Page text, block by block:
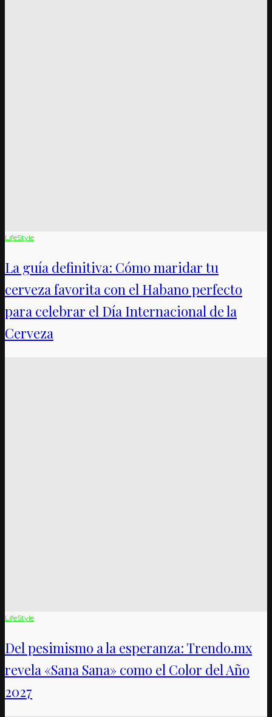
LifeStyle
La guía definitiva: Cómo maridar tu
cerveza favorita con el Habano perfecto
para celebrar el Día Internacional de la
Cerveza
LifeStyle
Del pesimismo a la esperanza: Trendo.mx
revela «Sana Sana» como el Color del Año
2027